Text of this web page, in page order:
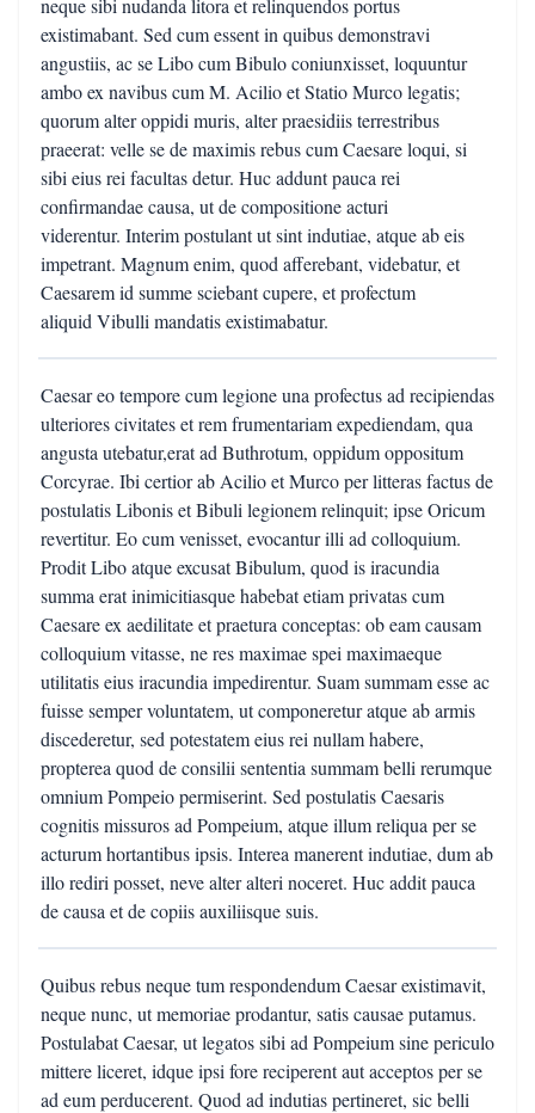
neque sibi nudanda litora et relinquendos portus
existimabant. Sed cum essent in quibus demonstravi
angustiis, ac se Libo cum Bibulo coniunxisset, loquuntur
ambo ex navibus cum M. Acilio et Statio Murco legatis;
quorum alter oppidi muris, alter praesidiis terrestribus
praeerat: velle se de maximis rebus cum Caesare loqui, si
sibi eius rei facultas detur. Huc addunt pauca rei
confirmandae causa, ut de compositione acturi
viderentur. Interim postulant ut sint indutiae, atque ab eis
impetrant. Magnum enim, quod afferebant, videbatur, et
Caesarem id summe sciebant cupere, et profectum
aliquid Vibulli mandatis existimabatur.
Caesar eo tempore cum legione una profectus ad recipiendas
ulteriores civitates et rem frumentariam expediendam, qua
angusta utebatur,erat ad Buthrotum, oppidum oppositum
Corcyrae. Ibi certior ab Acilio et Murco per litteras factus de
postulatis Libonis et Bibuli legionem relinquit; ipse Oricum
revertitur. Eo cum venisset, evocantur illi ad colloquium.
Prodit Libo atque excusat Bibulum, quod is iracundia
summa erat inimicitiasque habebat etiam privatas cum
Caesare ex aedilitate et praetura conceptas: ob eam causam
colloquium vitasse, ne res maximae spei maximaeque
utilitatis eius iracundia impedirentur. Suam summam esse ac
fuisse semper voluntatem, ut componeretur atque ab armis
discederetur, sed potestatem eius rei nullam habere,
propterea quod de consilii sententia summam belli rerumque
omnium Pompeio permiserint. Sed postulatis Caesaris
cognitis missuros ad Pompeium, atque illum reliqua per se
acturum hortantibus ipsis. Interea manerent indutiae, dum ab
illo rediri posset, neve alter alteri noceret. Huc addit pauca
de causa et de copiis auxiliisque suis.
Quibus rebus neque tum respondendum Caesar existimavit,
neque nunc, ut memoriae prodantur, satis causae putamus.
Postulabat Caesar, ut legatos sibi ad Pompeium sine periculo
mittere liceret, idque ipsi fore reciperent aut acceptos per se
ad eum perducerent. Quod ad indutias pertineret, sic belli